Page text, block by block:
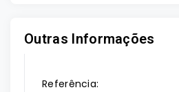
Outras Informações
Referência: